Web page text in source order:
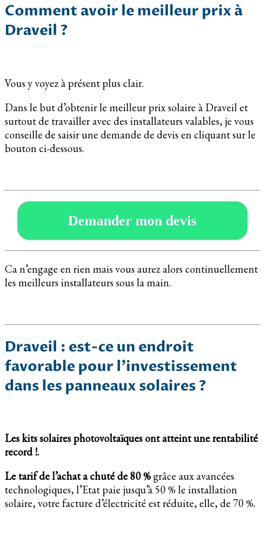
Comment avoir le meilleur prix à
Draveil ?
Vous y voyez à présent plus clair.
Dans le but d’obtenir le meilleur prix solaire à Draveil et
surtout de travailler avec des installateurs valables, je vous
conseille de saisir une demande de devis en cliquant sur le
bouton ci-dessous.
Demander mon devis
Ca n’engage en rien mais vous aurez alors continuellement
les meilleurs installateurs sous la main.
Draveil : est-ce un endroit
favorable pour l’investissement
dans les panneaux solaires ?
Les kits solaires photovoltaïques ont atteint une rentabilité
record !.
Le tarif de l’achat a chuté de 80 %grâce aux avancées
technologiques, l’Etat paie jusqu’à 50 % le installation
solaire, votre facture d’électricité est réduite, elle, de 70 %.